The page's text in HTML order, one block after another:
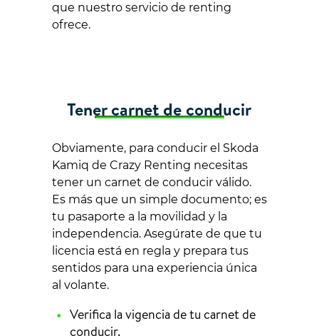
que nuestro servicio de renting
ofrece.
Tener carnet de conducir
Obviamente, para conducir el Skoda
Kamiq de Crazy Renting necesitas
tener un carnet de conducir válido.
Es más que un simple documento; es
tu pasaporte a la movilidad y la
independencia. Asegúrate de que tu
licencia está en regla y prepara tus
sentidos para una experiencia única
al volante.
Verifica la vigencia de tu carnet de
conducir.